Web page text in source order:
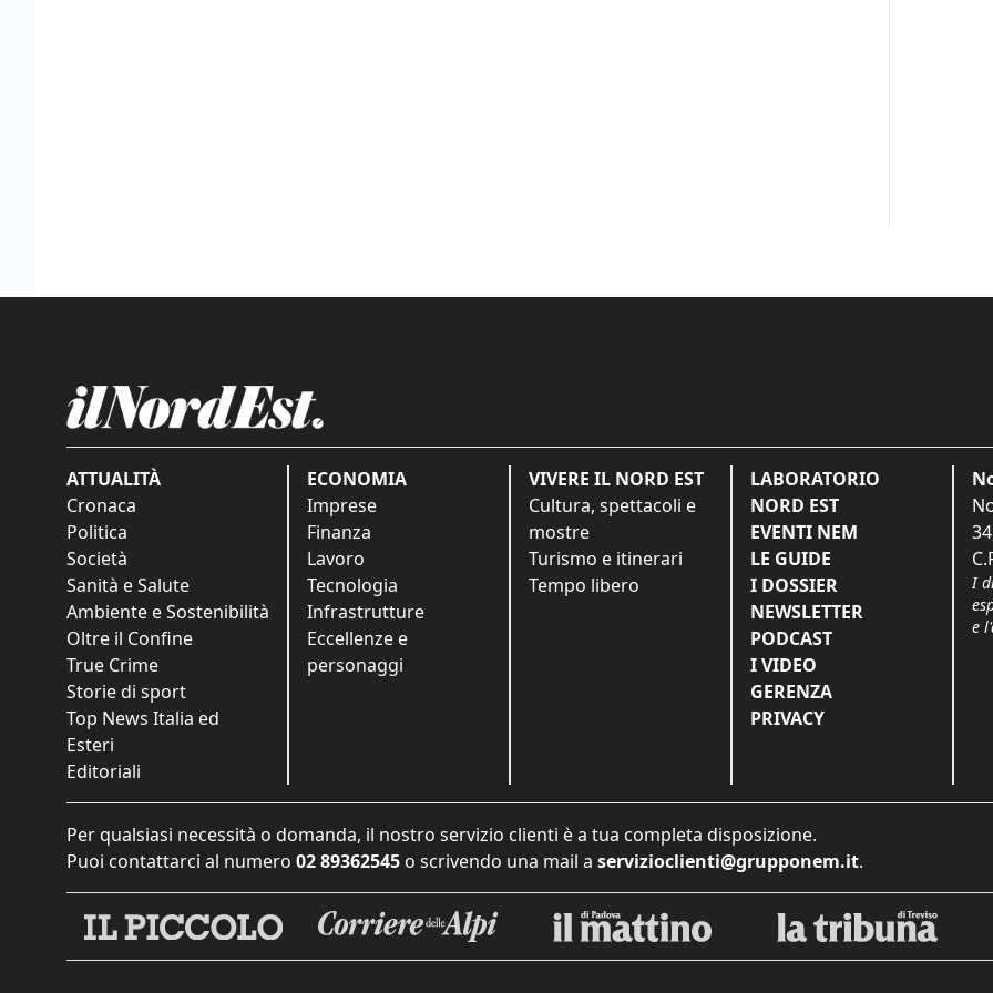
ATTUALITÀ
Cronaca
Politica
Società
Sanità e Salute
Ambiente e Sostenibilità
Oltre il Confine
True Crime
Storie di sport
Top News Italia ed
Esteri
Editoriali
ECONOMIA
Imprese
Finanza
Lavoro
Tecnologia
Infrastrutture
Eccellenze e
personaggi
VIVERE IL NORD EST
Cultura, spettacoli e
mostre
Turismo e itinerari
Tempo libero
LABORATORIO
NORD EST
EVENTI NEM
LE GUIDE
I DOSSIER
NEWSLETTER
PODCAST
I VIDEO
GERENZA
PRIVACY
I
e
Per qualsiasi necessità o domanda, il nostro servizio clienti è a tua completa disposizione.
Puoi contattarci al numero 02 89362545 o scrivendo una mail a servizioclienti@grupponem.it.